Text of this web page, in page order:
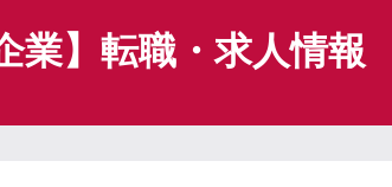
業】転職・求人情報